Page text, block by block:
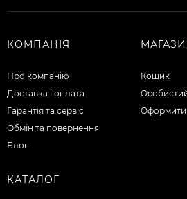
КОМПАНІЯ
Про компанію
Доставка і оплата
Гарантія та сервіс
Обмін та повернення
Блог
Кошик
Оформити
КАТАЛОГ